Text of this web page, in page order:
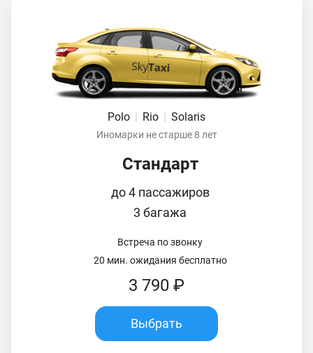
Polo | Rio | Solaris
Иномарки не старше 8 лет
Стандарт
до 4 пассажиров
3 багажа
Встреча по звонку
20 мин. ожидания бесплатно
3 790 ₽
Выбрать